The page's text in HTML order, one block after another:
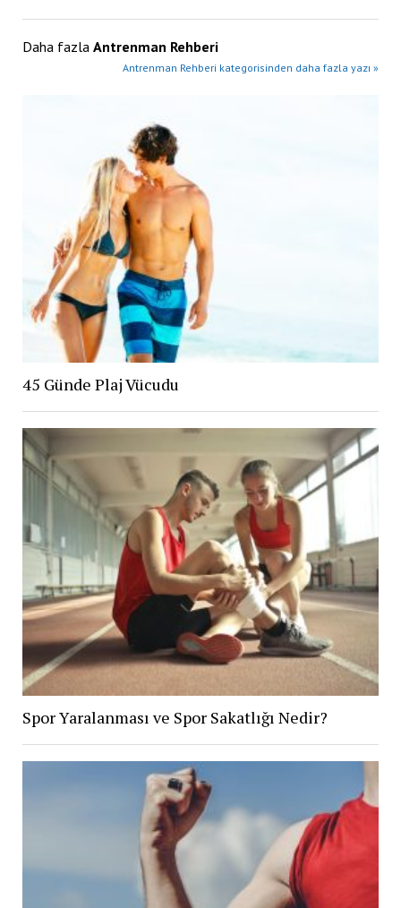
Daha fazla Antrenman Rehberi
Antrenman Rehberi kategorisinden daha fazla yazı »
45 Günde Plaj Vücudu
Spor Yaralanması ve Spor Sakatlığı Nedir?